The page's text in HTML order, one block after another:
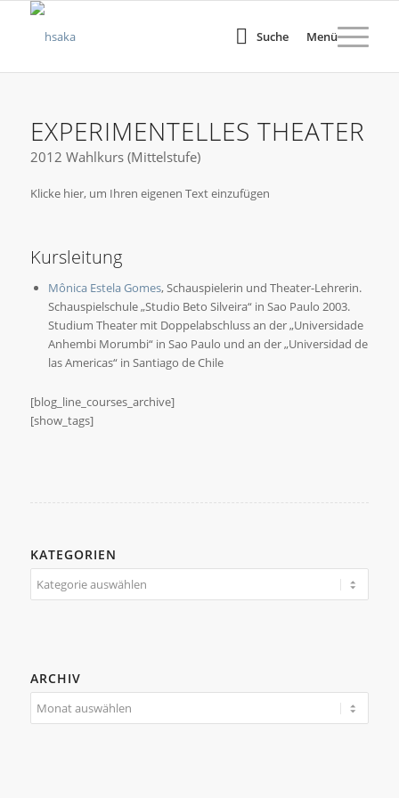
Suche Menü
EXPERIMENTELLES THEATER
2012 Wahlkurs (Mittelstufe)
Klicke hier, um Ihren eigenen Text einzufügen
Kursleitung
Mônica Estela Gomes, Schauspielerin und Theater-Lehrerin.
Schauspielschule „Studio Beto Silveira“ in Sao Paulo 2003.
Studium Theater mit Doppelabschluss an der „Universidade
Anhembi Morumbi“ in Sao Paulo und an der „Universidad de
las Americas“ in Santiago de Chile
[blog_line_courses_archive]
[show_tags]
KATEGORIEN
Kategorien
ARCHIV